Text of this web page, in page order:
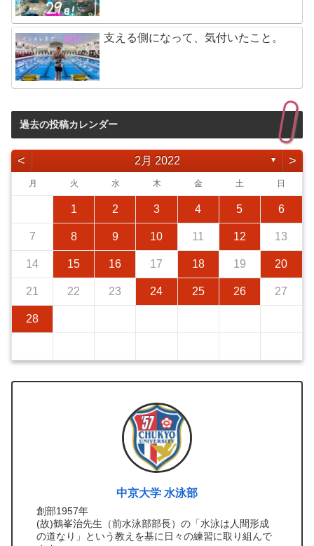
支える側になって、気付いたこと。
過去の投稿カレンダー
< 2月 2022 ▼ >
月 火 水 木 金 土 日
1 2 3 4 5 6
7 8 9 10 11 12 13
14 15 16 17 18 19 20
21 22 23 24 25 26 27
28
中京大学 水泳部
創部1957年
(故)鶴峯治先生（前水泳部部長）の「水泳は人間形成
の道なり」という教えを基に日々の練習に取り組んで